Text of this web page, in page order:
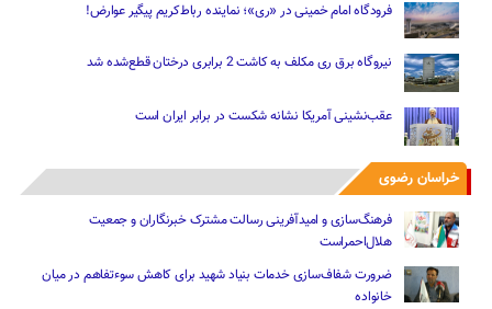
فرودگاه امام خمینی در «ری»؛ نماینده رباط‌کریم پیگیر عوارض!
نیروگاه برق ری مکلف به کاشت 2 برابری درختان قطع‌شده شد
عقب‌نشینی آمریکا نشانه شکست در برابر ایران است
خراسان رضوی
فرهنگ‌سازی و امیدآفرینی رسالت‌ مشترک خبرنگاران و جمعیت
هلال‌احمراست
ضرورت شفاف‌سازی خدمات بنیاد شهید برای کاهش سوءتفاهم‌ در میان
خانواده